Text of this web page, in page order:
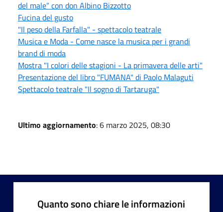
del male” con don Albino Bizzotto
Fucina del gusto
"Il peso della Farfalla" - spettacolo teatrale
Musica e Moda - Come nasce la musica per i grandi
brand di moda
Mostra "I colori delle stagioni - La primavera delle arti"
Presentazione del libro "FUMANA" di Paolo Malaguti
Spettacolo teatrale "Il sogno di Tartaruga"
Ultimo aggiornamento: 6 marzo 2025, 08:30
Quanto sono chiare le informazioni